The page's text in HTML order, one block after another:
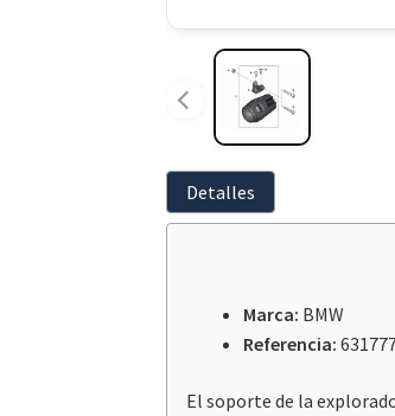
Detalles
Marca: BMW
Referencia:
El soporte de la